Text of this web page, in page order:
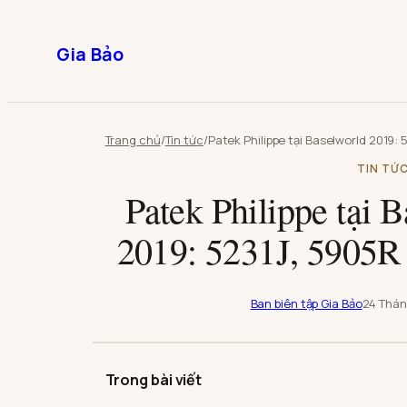
nội
Gia Bảo
Trang chủ/Tin tức/
TIN TỨC
Patek Philippe tại
2019: 5231J,
Ban biên tập Gia Bảo24
Trong bài viết